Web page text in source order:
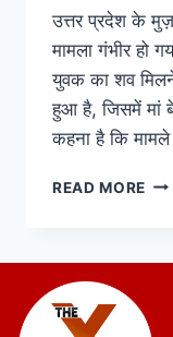
उत्तर प्रदेश के
मामला गंभीर हो
युवक का शव
हुआ है, जिसमें मां
कहना है कि
READ MORE